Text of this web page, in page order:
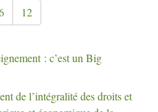
12
: c’est un Big
de l’intégralité des droits et